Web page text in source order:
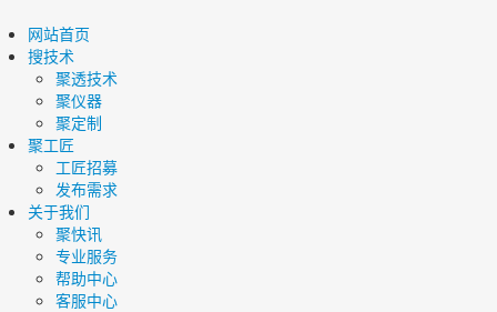
网站首页
搜技术
聚透技术
聚仪器
聚定制
聚工匠
工匠招募
发布需求
关于我们
聚快讯
专业服务
帮助中心
客服中心